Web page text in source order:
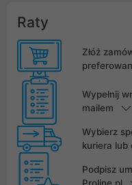
Raty
Złóż
Wypełnij
mailem
Wybierz
kuriera lub
Podpisz